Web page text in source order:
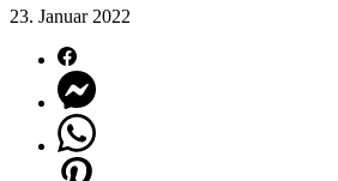
23. Januar 2022